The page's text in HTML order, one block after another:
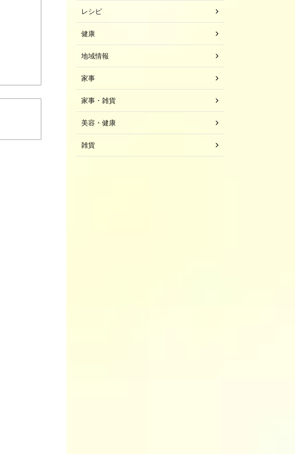
レシピ
健康
地域情報
家事
家事・雑貨
美容・健康
雑貨